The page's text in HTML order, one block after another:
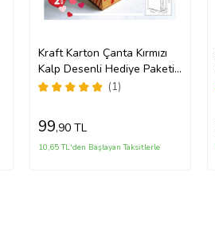
Kraft Karton Çanta Kırmızı
Kalp Desenli Hediye Paketi
Çanta Poşet 2'li(1)
99,90 TL
10,65 TL'den Başlayan Taksitlerle